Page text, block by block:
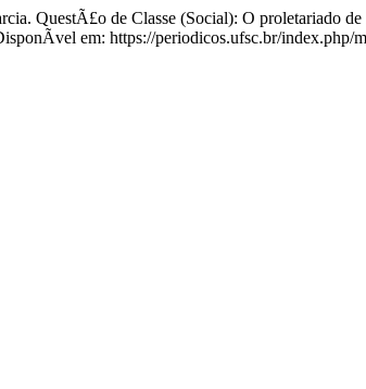
QuestÃ£o de Classe (Social): O proletariado
em: https://periodicos.ufsc.br/index.php/